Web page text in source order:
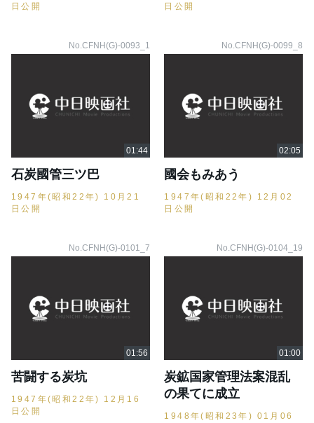
日公開
日公開
No.CFNH(G)-0093_1
石炭國管三ツ巴
1947年(昭和22年) 10月21
日公開
No.CFNH(G)-0099_8
國会もみあう
1947年(昭和22年) 12月02
日公開
No.CFNH(G)-0101_7
苦闘する炭坑
1947年(昭和22年) 12月16
日公開
No.CFNH(G)-0104_19
炭鉱国家管理法案混乱
の果てに成立
1948年(昭和23年) 01月06